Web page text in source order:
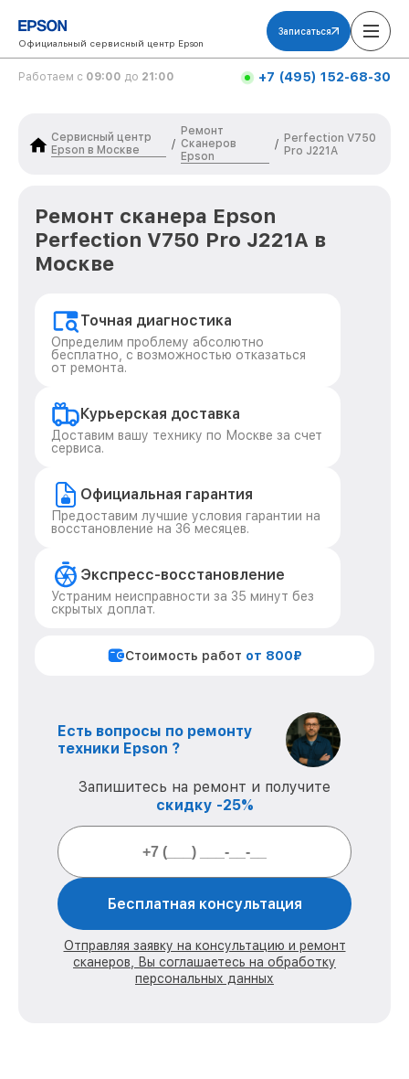
Официальный сервисный центр Epson
Записаться
Работаем с 09:00 до 21:00 +7 (495) 152-68-30
Сервисный центр
Epson в Москве
/
Ремонт
Сканеров
Epson
/ Perfection V750
Pro J221A
Ремонт сканера Epson
Perfection V750 Pro J221A в
Москве
Точная диагностика
Определим проблему абсолютно
бесплатно, с возможностью отказаться
от ремонта.
Курьерская доставка
Доставим вашу технику по Москве за счет
сервиса.
Официальная гарантия
Предоставим лучшие условия гарантии на
восстановление на 36 месяцев.
Экспресс-восстановление
Устраним неисправности за 35 минут без
скрытых доплат.
Стоимость работ от 800₽
Есть вопросы по ремонту
техники Epson ?
Запишитесь на ремонт и получите
скидку -25%
Бесплатная консультация
Отправляя заявку на консультацию и ремонт
сканеров, Вы соглашаетесь на обработку
персональных данных